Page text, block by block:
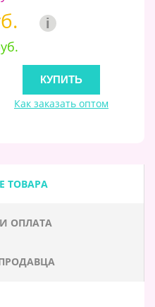
i
Как заказать оптом
ТОВАРА
ОПЛАТА